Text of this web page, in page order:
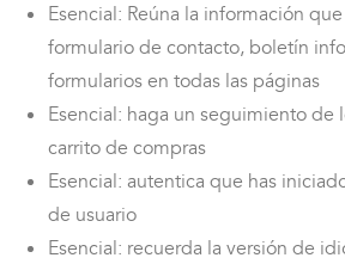
Esencial: Reúna la información
formulario de contacto, boletín
formularios en todas las páginas
Esencial: haga un seguimiento de
carrito de compras
Esencial: autentica que has
de usuario
Esencial: recuerda la versión de